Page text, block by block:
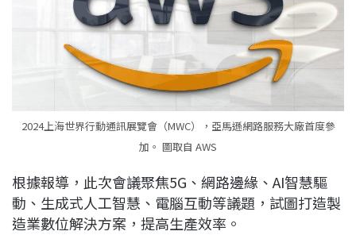
2024上海世界行動通訊展覽會（MWC），亞馬遜網路服務大廠首度參
加。 圖取自 AWS
根據報導，此次會議聚焦5G、網路邊緣、AI智慧驅
動、生成式人工智慧、電腦互動等議題，試圖打造製
造業數位解決方案，提高生產效率。